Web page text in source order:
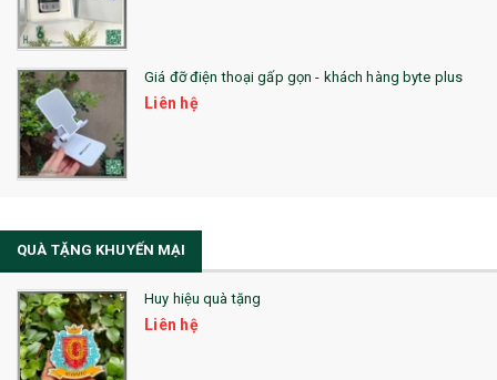
QUÀ TẶNG SỨC KHỎE
SẢN PHẨM MỚI 2021
Sổ Sạc Đa Năng
La Fonte
Giá đỡ điện thoại gấp gọn - khách hàng byte plus
Liên hệ
QUÀ TẶNG KHUYẾN MẠI
Huy hiệu quà tặng
Liên hệ